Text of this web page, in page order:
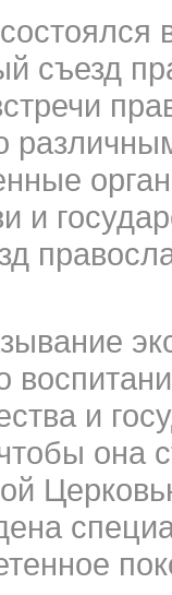
съезд
и
и
она